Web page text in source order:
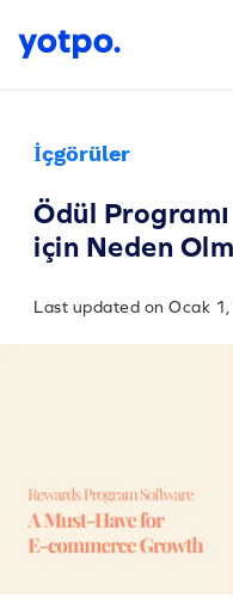
İçgörüler
Ödül
için Neden
Last updated on Ocak